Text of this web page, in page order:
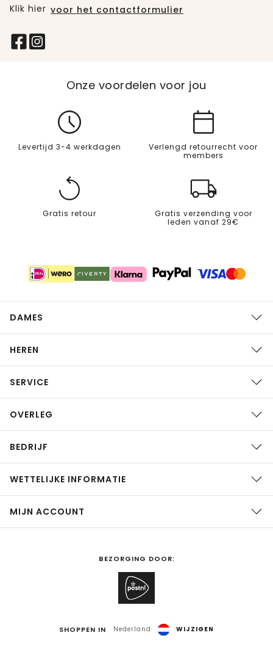
Klik hier voor het contactformulier
Onze voordelen voor jou
Levertijd 3-4 werkdagen
Verlengd retourrecht voor
members
Gratis retour
Gratis verzending voor
leden vanaf 29€
DAMES
HEREN
SERVICE
OVERLEG
BEDRIJF
WETTELIJKE INFORMATIE
MIJN ACCOUNT
BEZORGING DOOR:
SHOPPEN IN Nederland WIJZIGEN